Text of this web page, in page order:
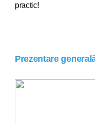
practic!
Prezentare